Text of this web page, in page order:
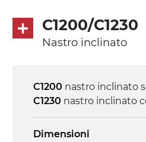
3.4 m/minuto
Controllo
C1200/C1230
Nastro inclinato
C1200 nastro inclinato
C1230 nastro inclinato
Dimensioni